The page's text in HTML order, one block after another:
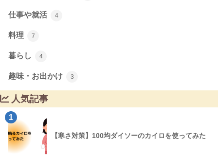
仕事や就活 4
料理 7
暮らし 4
趣味・お出かけ 3
人気記事
1
【寒さ対策】100均ダイソーのカイロを使ってみた